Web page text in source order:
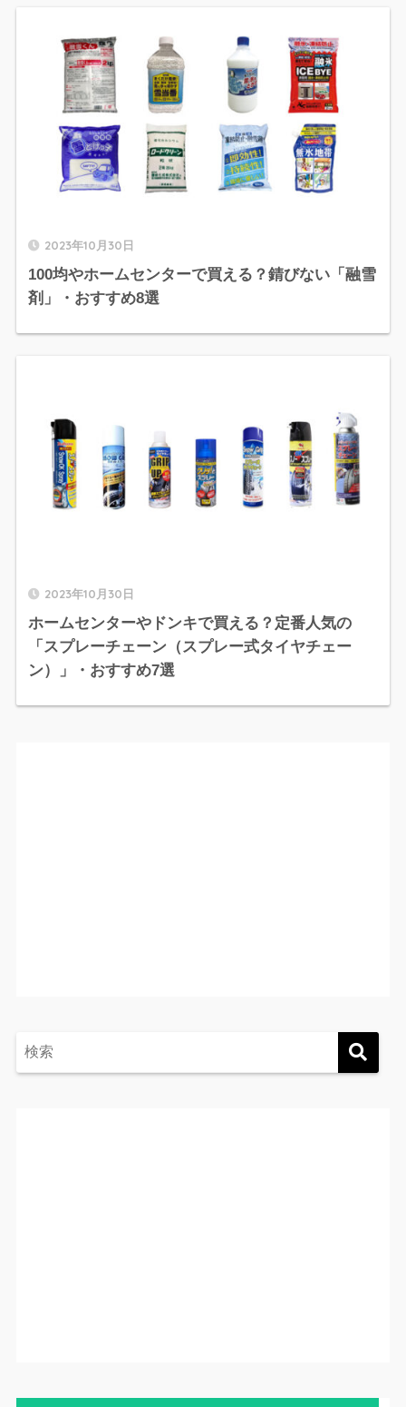
2023年10月30日
100均やホームセンターで買える？錆びない「融雪
剤」・おすすめ8選
2023年10月30日
ホームセンターやドンキで買える？定番人気の
「スプレーチェーン（スプレー式タイヤチェー
ン）」・おすすめ7選